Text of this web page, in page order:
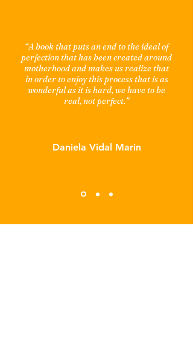
“A book that puts an end to the ideal of
perfection that has been created around
motherhood and makes us realize that
in order to enjoy this process that is as
wonderful as it is hard, we have to be
real, not perfect.”
Daniela Vidal Marin